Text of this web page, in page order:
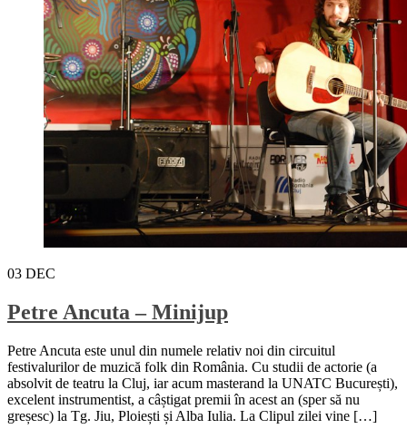
03 DEC
Petre Ancuta – Minijup
Petre Ancuta este unul din numele relativ noi din circuitul
festivalurilor de muzică folk din România. Cu studii de actorie (a
absolvit de teatru la Cluj, iar acum masterand la UNATC București),
excelent instrumentist, a câștigat premii în acest an (sper să nu
greșesc) la Tg. Jiu, Ploiești și Alba Iulia. La Clipul zilei vine […]